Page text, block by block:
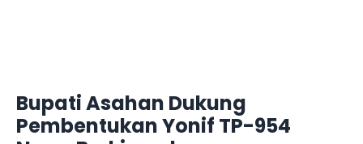
Bupati Asahan Dukung
Pembentukan Yonif TP-954